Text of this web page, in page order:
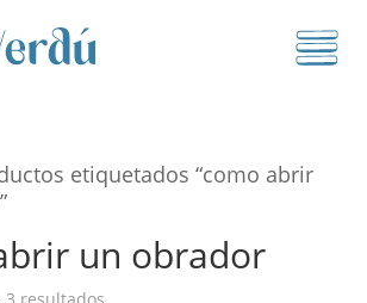
etiquetados “como abrir
un obrador